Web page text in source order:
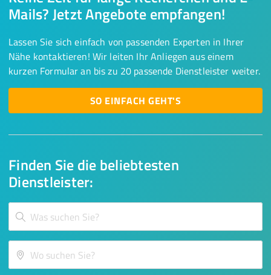
Finden Sie die beliebtesten
Dienstleister:
Mails? Jetzt Angebote empfangen!
Lassen Sie sich einfach von passenden Experten in Ihrer
Nähe kontaktieren! Wir leiten Ihr Anliegen aus einem
kurzen Formular an bis zu 20 passende Dienstleister weiter.
SO EINFACH GEHT'S